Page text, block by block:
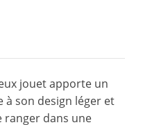
jouet apporte un
à son design léger et
ranger dans une